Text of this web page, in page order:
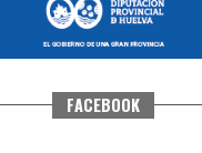
FACEBOOK